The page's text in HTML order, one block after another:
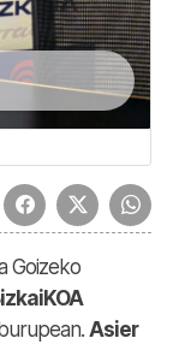
Goizeko
Asier